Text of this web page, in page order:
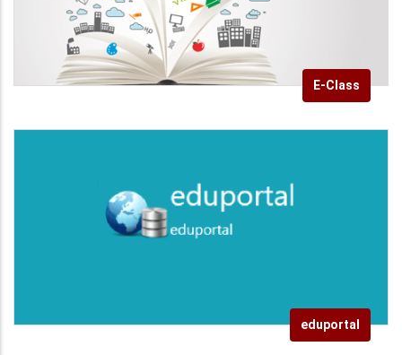
E-Class
eduportal